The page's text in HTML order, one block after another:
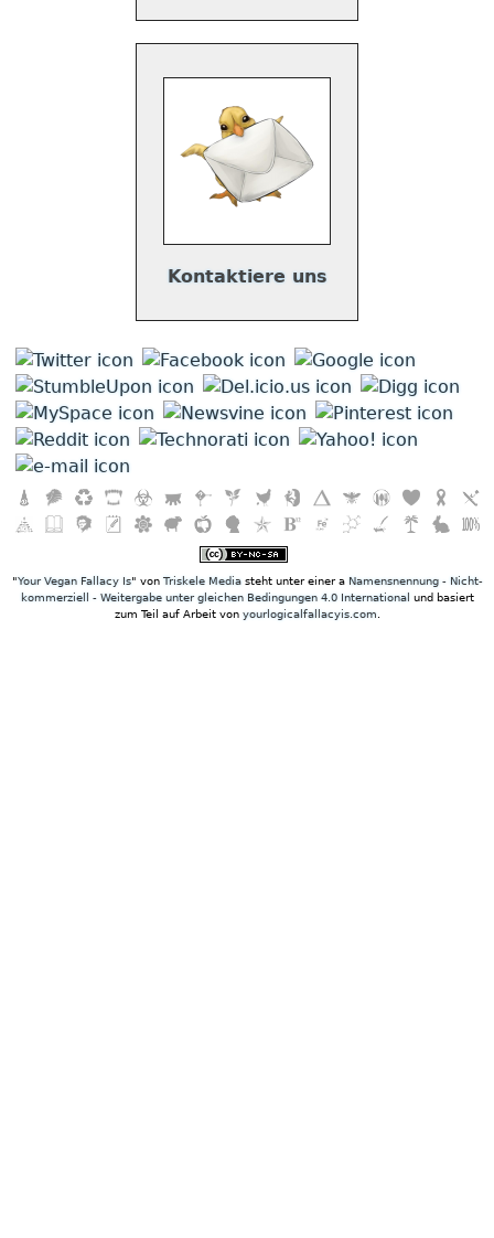
Kontaktiere uns
"Your Vegan Fallacy Is" von Triskele Mediasteht unter einer a Namensnennung - Nicht-
kommerziell - Weitergabe unter gleichen Bedingungen 4.0 International und basiert
zum Teil auf Arbeit von yourlogicalfallacyis.com